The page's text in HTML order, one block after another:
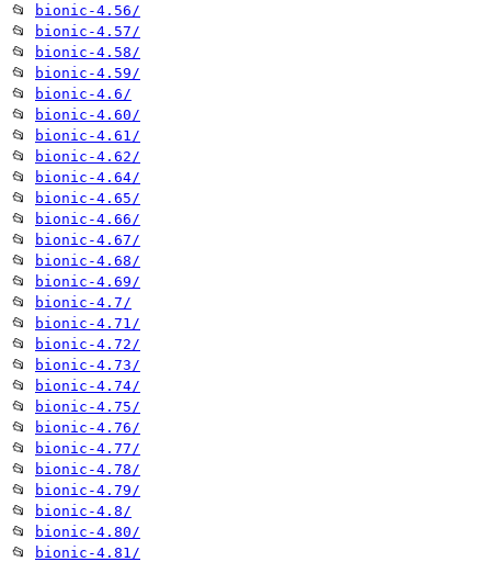
📂
bionic-4.56/
📂
bionic-4.57/
📂
bionic-4.58/
📂
bionic-4.59/
📂
bionic-4.6/
📂
bionic-4.60/
📂
bionic-4.61/
📂
bionic-4.62/
📂
bionic-4.64/
📂
bionic-4.65/
📂
bionic-4.66/
📂
bionic-4.67/
📂
bionic-4.68/
📂
bionic-4.69/
📂
bionic-4.7/
📂
bionic-4.71/
📂
bionic-4.72/
📂
bionic-4.73/
📂
bionic-4.74/
📂
bionic-4.75/
📂
bionic-4.76/
📂
bionic-4.77/
📂
bionic-4.78/
📂
bionic-4.79/
📂
bionic-4.8/
📂
bionic-4.80/
📂
bionic-4.81/